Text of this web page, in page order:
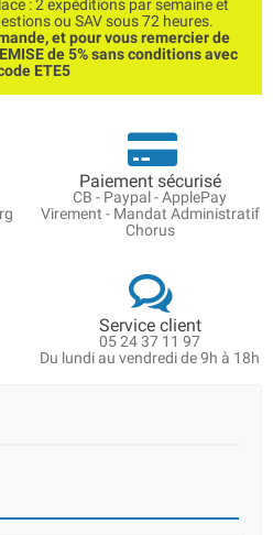
: 2 expéditions par semaine et
ou SAV sous 72 heures.
et pour vous remercier de
de 5% sans conditions avec
ETE5
Paiement sécurisé
CB - Paypal - ApplePay
Virement - Mandat Administratif
Chorus
Service client
05 24 37 11 97
Du lundi au vendredi de 9h à 18h